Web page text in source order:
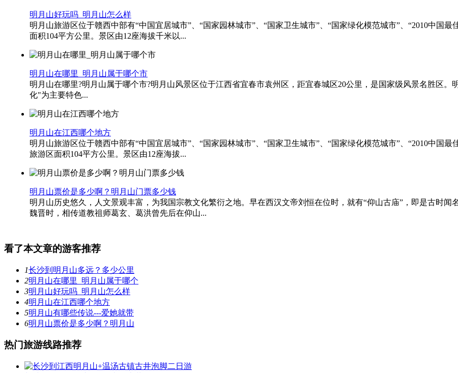
明月山好玩吗_明月山怎么样
明月山旅游区位于赣西中部有“中国宜居城市”、“国家园林城市”、“国家卫生城市”、“国家绿化模范城市”、“2010中国
面积104平方公里。景区由12座海拔千米以...
明月山在哪里_明月山属于哪个市
明月山在哪里?明月山属于哪个市?明月山风景区位于江西省宜春市袁州区，距宜春城区20公里，是国家级风景名胜区
化"为主要特色...
明月山在江西哪个地方
明月山旅游区位于赣西中部有“中国宜居城市”、“国家园林城市”、“国家卫生城市”、“国家绿化模范城市”、“2010中国
旅游区面积104平方公里。景区由12座海拔...
明月山票价是多少啊？明月山门票多少钱
明月山历史悠久，人文景观丰富，为我国宗教文化繁衍之地。早在西汉文帝刘恒在位时，就有“仰山古庙”，即是古时闻
魏晋时，相传道教祖师葛玄、葛洪曾先后在仰山...
看了本文章的游客推荐
1长沙到明月山多远？多少公里
2明月山在哪里_明月山属于哪个
3明月山好玩吗_明月山怎么样
4明月山在江西哪个地方
5明月山有哪些传说---爱她就带
6明月山票价是多少啊？明月山
热门旅游线路推荐